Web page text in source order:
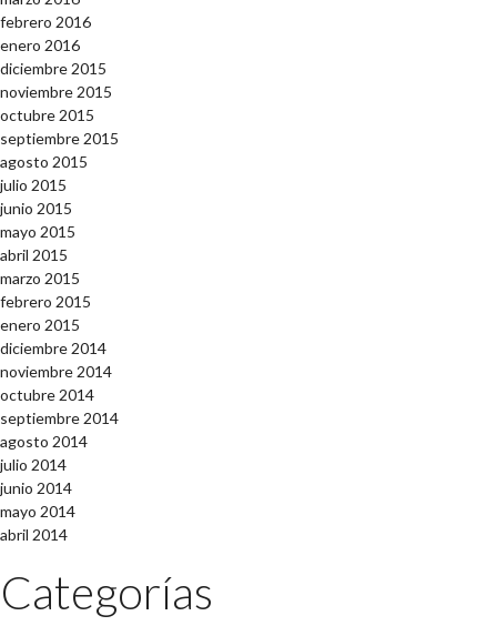
febrero 2016
enero 2016
diciembre 2015
noviembre 2015
octubre 2015
septiembre 2015
agosto 2015
julio 2015
junio 2015
mayo 2015
abril 2015
marzo 2015
febrero 2015
enero 2015
diciembre 2014
noviembre 2014
octubre 2014
septiembre 2014
agosto 2014
julio 2014
junio 2014
mayo 2014
abril 2014
Categorías